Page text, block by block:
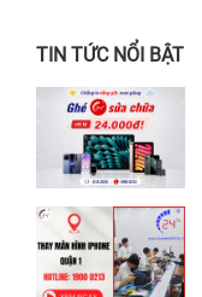
TIN TỨC NỔI BẬT